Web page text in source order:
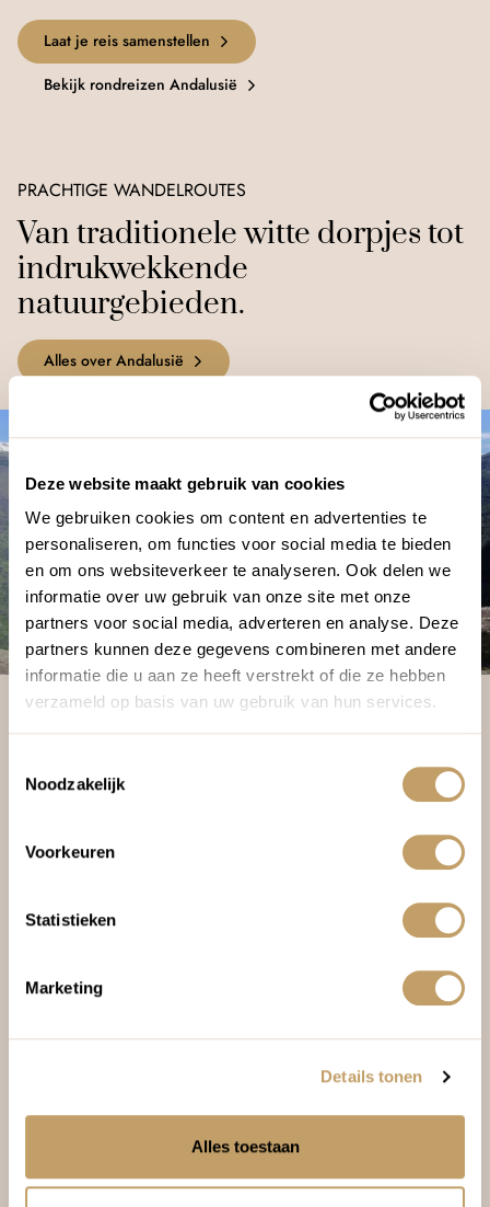
Deze website maakt gebruik van cookies
We gebruiken cookies om content en advertenties te
personaliseren, om functies voor social media te bieden
en om ons websiteverkeer te analyseren. Ook delen we
informatie over uw gebruik van onze site met onze
partners voor social media, adverteren en analyse. Deze
partners kunnen deze gegevens combineren met andere
informatie die u aan ze heeft verstrekt of die ze hebben
verzameld op basis van uw gebruik van hun services.
Noodzakelijk
Voorkeuren
Statistieken
Marketing
Details tonen
Alles toestaan
Laat je reis samenstellen
Bekijk rondreizen Andalusië
PRACHTIGE WANDELROUTES
Van traditionele witte dorpjes tot
indrukwekkende
natuurgebieden.
Alles over Andalusië
1/5
Misschien ook interessant.
Alle reistips